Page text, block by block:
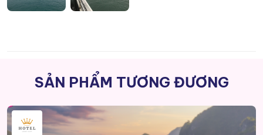
8. The Oceania Suite
The Oceania Suite là một trong những hạng phòng nổi bật trên
du thuyền Essence Grand với diện tích lớn và ban công rộng.
SẢN PHẨM TƯƠNG ĐƯƠNG